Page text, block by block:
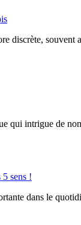
discrète, souvent
qui intrigue de
sens !
dans le